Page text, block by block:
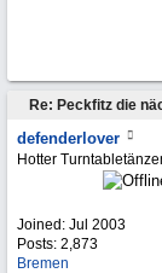
Re: Peckfitz die
defenderlover
Hotter
Joined: Jul 2003
Posts: 2,873
Bremen